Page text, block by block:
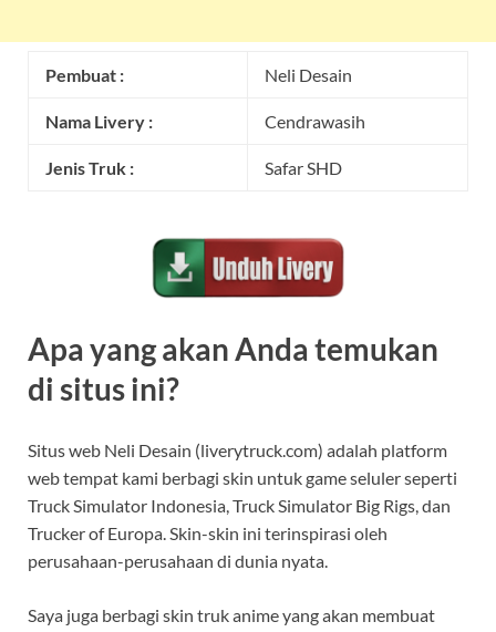
Pembuat : Neli Desain
Nama Livery : Cendrawasih
Jenis Truk : Safar SHD
Apa yang akan Anda temukan
di situs ini?
Situs web Neli Desain (liverytruck.com) adalah platform
web tempat kami berbagi skin untuk game seluler seperti
Truck Simulator Indonesia, Truck Simulator Big Rigs, dan
Trucker of Europa. Skin-skin ini terinspirasi oleh
perusahaan-perusahaan di dunia nyata.
Saya juga berbagi skin truk anime yang akan membuat